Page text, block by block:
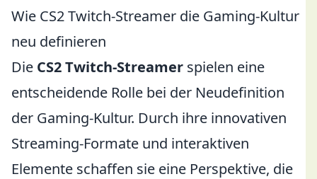
Wie CS2 Twitch-Streamer die Gaming-Kultur
neu definieren
Die CS2 Twitch-Streamer spielen eine
entscheidende Rolle bei der Neudefinition
der Gaming-Kultur. Durch ihre innovativen
Streaming-Formate und interaktiven
Elemente schaffen sie eine Perspektive, die